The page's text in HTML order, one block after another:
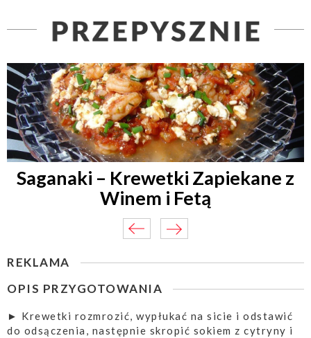
Saganaki – Krewetki Zapiekane z
Winem i Fetą
REKLAMA
OPIS PRZYGOTOWANIA
► Krewetki rozmrozić, wypłukać na sicie i odstawić
do odsączenia, następnie skropić sokiem z cytryny i